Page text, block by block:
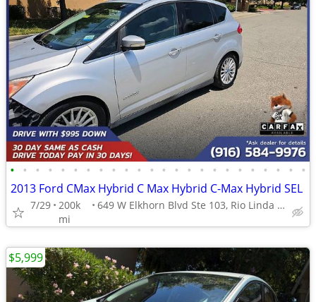
• • • • • • • • • • • • • • • • • • • • • • • •
2013 Ford CMax Hybrid C Max Hybrid C-Max Hybrid SEL
7/29 200k
mi
649 W Elkhorn Blvd Ste 103, Rio Linda CA 95673
$5,999